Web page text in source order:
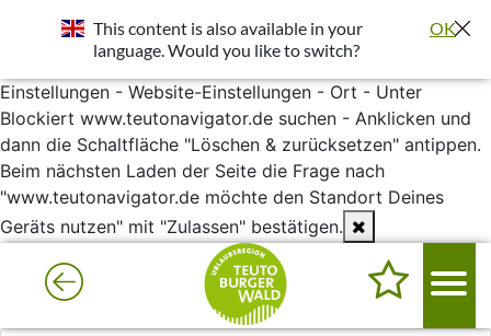
benötigt um bessere Ergebnisse in deiner Umgebung
Einstellungen - Website-Einstellungen - Ort - Unter
Blockiert www.teutonavigator.de suchen - Anklicken und
dann die Schaltfläche "Löschen & zurücksetzen" antippen.
Beim nächsten Laden der Seite die Frage nach
"www.teutonavigator.de möchte den Standort Deines
Geräts nutzen" mit "Zulassen" bestätigen.
This content is also available in your
language. Would you like to switch?
OK